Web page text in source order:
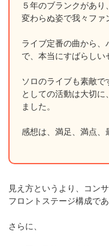
５年のブランクがあり
変わらぬ姿で我々ファ
ライブ定番の曲から、
で、本当にすばらしい
ソロのライブも素敵
としての活動は大切
ました。
感想は、満足、満点、
見え方というより、コン
フロントステージ構成で
さらに、